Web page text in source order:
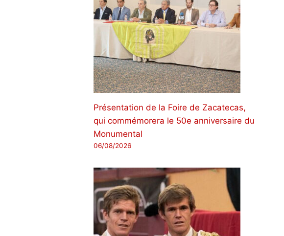
Présentation de la Foire de Zacatecas,
qui commémorera le 50e anniversaire du
Monumental
06/08/2026